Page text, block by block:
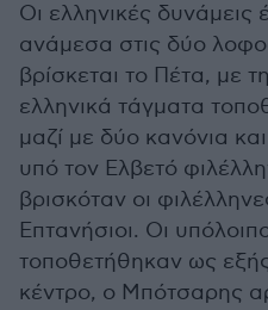
Οι ελληνικές δυνάμεις
ανάμεσα στις δύο
βρίσκεται το Πέτα, με
ελληνικά τάγματα
μαζί με δύο κανόνια
υπό τον Ελβετό
βρισκόταν οι
Επτανήσιοι. Οι
τοποθετήθηκαν ως
κέντρο, ο Μπότσαρης